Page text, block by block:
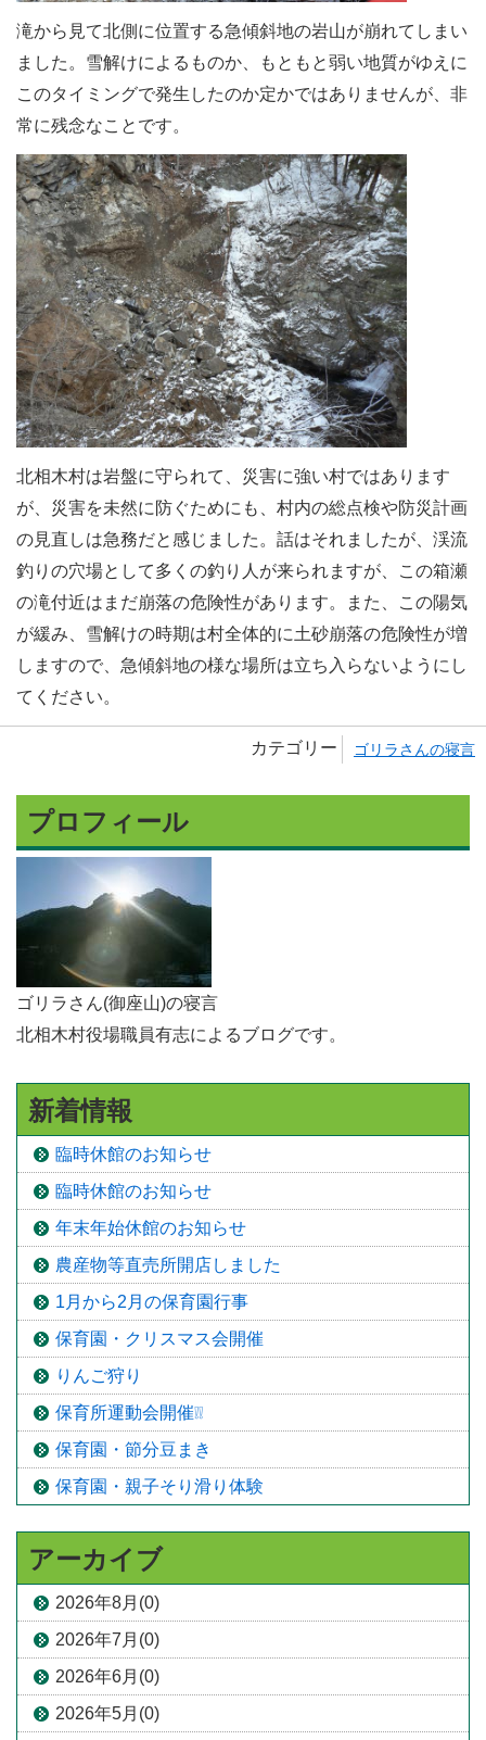
滝から見て北側に位置する急傾斜地の岩山が崩れてしまい
ました。雪解けによるものか、もともと弱い地質がゆえに
このタイミングで発生したのか定かではありませんが、非
常に残念なことです。
北相木村は岩盤に守られて、災害に強い村ではあります
が、災害を未然に防ぐためにも、村内の総点検や防災計画
の見直しは急務だと感じました。話はそれましたが、渓流
釣りの穴場として多くの釣り人が来られますが、この箱瀬
の滝付近はまだ崩落の危険性があります。また、この陽気
が緩み、雪解けの時期は村全体的に土砂崩落の危険性が増
しますので、急傾斜地の様な場所は立ち入らないようにし
てください。
カテゴリー ゴリラさんの寝言
プロフィール
ゴリラさん(御座山)の寝言
北相木村役場職員有志によるブログです。
新着情報
臨時休館のお知らせ
臨時休館のお知らせ
年末年始休館のお知らせ
農産物等直売所開店しました
1月から2月の保育園行事
保育園・クリスマス会開催
りんご狩り
保育所運動会開催❕❕
保育園・節分豆まき
保育園・親子そり滑り体験
アーカイブ
2026年8月(0)
2026年7月(0)
2026年6月(0)
2026年5月(0)